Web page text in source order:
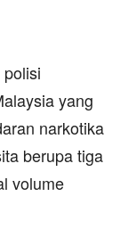
yang
narkotika
berupa tiga
volume